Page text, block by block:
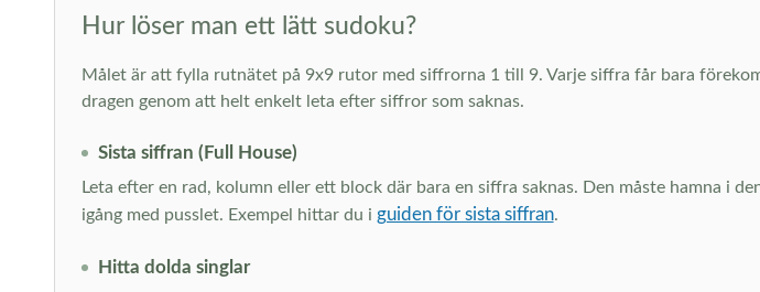
Hur löser man ett lätt sudoku?
Målet är att fylla rutnätet på 9x9 rutor med siffrorna 1 till 9. Varje siffra får bara
dragen genom att helt enkelt leta efter siffror som saknas.
Sista siffran (Full House)
Leta efter en rad, kolumn eller ett block där bara en siffra saknas. Den måste hamna i
igång med pusslet. Exempel hittar du i guiden för sista siffran.
Hitta dolda singlar